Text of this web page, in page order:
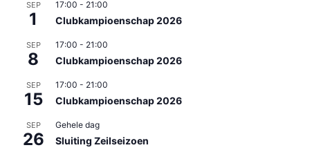
SEP
1
17:00 - 21:00
Clubkampioenschap 2026
SEP
8
17:00 - 21:00
Clubkampioenschap 2026
SEP
15
17:00 - 21:00
Clubkampioenschap 2026
SEP
26
Gehele dag
Sluiting Zeilseizoen